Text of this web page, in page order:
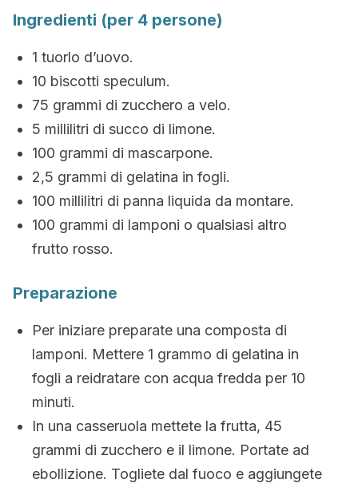
Ingredienti (per 4 persone)
1 tuorlo d’uovo.
10 biscotti speculum.
75 grammi di zucchero a velo.
5 millilitri di succo di limone.
100 grammi di mascarpone.
2,5 grammi di gelatina in fogli.
100 millilitri di panna liquida da montare.
100 grammi di lamponi o qualsiasi altro
frutto rosso.
Preparazione
Per iniziare preparate una composta di
lamponi. Mettere 1 grammo di gelatina in
fogli a reidratare con acqua fredda per 10
minuti.
In una casseruola mettete la frutta, 45
grammi di zucchero e il limone. Portate ad
ebollizione. Togliete dal fuoco e aggiungete